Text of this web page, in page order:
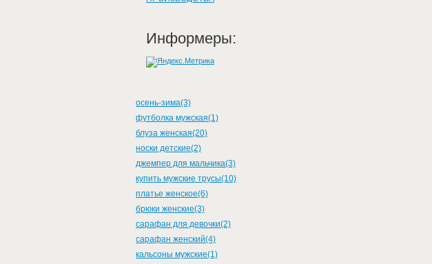
Информеры:
осень-зима(3)
футболка мужская(1)
блуза женская(20)
носки детские(2)
джемпер для мальчика(3)
купить мужские трусы(10)
платье женское(6)
брюки женские(3)
сарафан для девочки(2)
сарафан женский(4)
кальсоны мужские(1)